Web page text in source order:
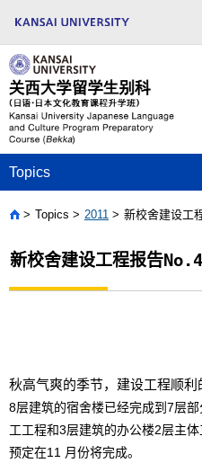
Topics
Home
Topics 2011 新校舍建设工
新校舍建设工程报告No.4
秋高气爽的季节，建设工程顺利
8层建筑的宿舍楼已经完成到 7层部
工工程和3层建筑的办公楼2层主
预定在11 月份将完成。